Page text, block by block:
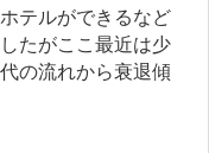
テルができるなど
たがここ最近は少
の流れから衰退傾